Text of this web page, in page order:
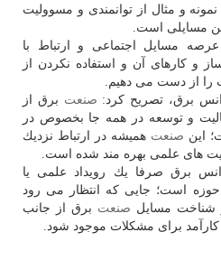
و مثال از توانمندی و مسوولیت
مسایلی است.
عرصه مسایل اجتماعی و ارتباط با
و كارهای آن و استفاده نكردن از
را از دست می دهیم.
برق، تصریح كرد: صنعت برق از
و توسعه در همه جا بخصوص در
این صنعت همیشه در ارتباط نزدیك
های علمی بهره مند شده است.
برق صرفا یك رویداد علمی یا
حوزه است؛ جایی كه انتظار می رود
شناخت مسایل صنعت برق از جانب
كارآمد برای مشكلات موجود شود.